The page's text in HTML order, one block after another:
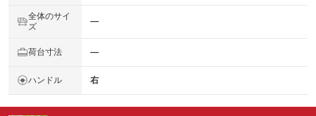
全体のサイ
ズ
―
荷台寸法 ―
ハンドル 右